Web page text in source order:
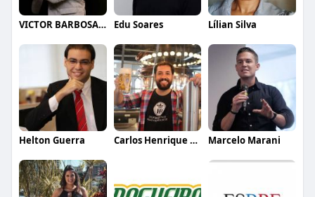
VICTOR BARBOSA QUARANTA Edu Soares Lílian Silva
Helton Guerra Carlos Henrique de Faria Vasconcelos Marcelo Marani